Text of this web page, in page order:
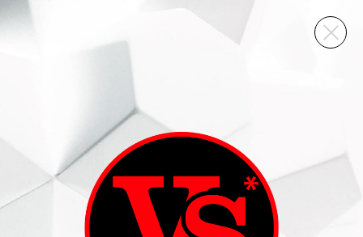
ВИННЫЙ СКЛАД